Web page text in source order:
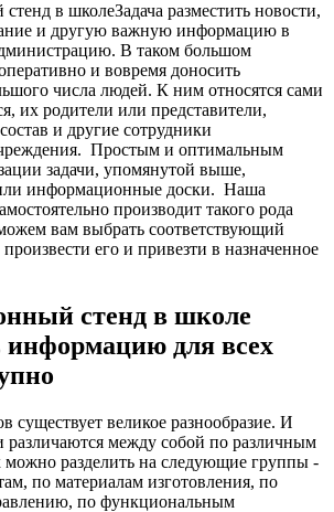
Задача разместить новости,
и другую важную информацию в
В таком большом
и вовремя доносить
числа людей. К ним относятся сами
их родители или представители,
и другие сотрудники
Простым и оптимальным
задачи, упомянутой выше,
информационные доски. Наша
производит такого рода
вам выбрать соответствующий
его и привезти в назначенное
стенд в школе
информацию для всех
существует великое разнообразие. И
различаются между собой по различным
можно разделить на следующие группы -
по материалам изготовления, по
по функциональным